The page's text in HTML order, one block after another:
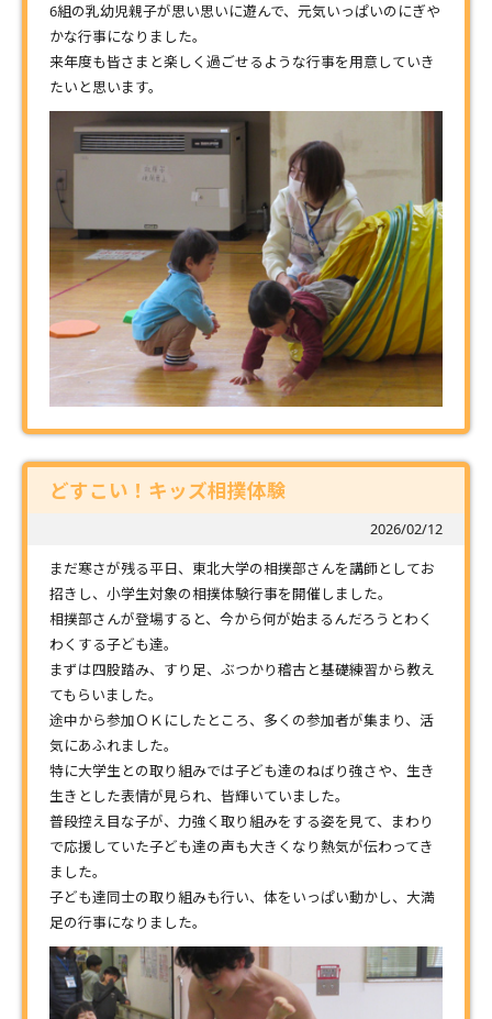
6組の乳幼児親子が思い思いに遊んで、元気いっぱいのにぎや
かな行事になりました。
来年度も皆さまと楽しく過ごせるような行事を用意していき
たいと思います。
どすこい！キッズ相撲体験
2026/02/12
まだ寒さが残る平日、東北大学の相撲部さんを講師としてお
招きし、小学生対象の相撲体験行事を開催しました。
相撲部さんが登場すると、今から何が始まるんだろうとわく
わくする子ども達。
まずは四股踏み、すり足、ぶつかり稽古と基礎練習から教え
てもらいました。
途中から参加ＯＫにしたところ、多くの参加者が集まり、活
気にあふれました。
特に大学生との取り組みでは子ども達のねばり強さや、生き
生きとした表情が見られ、皆輝いていました。
普段控え目な子が、力強く取り組みをする姿を見て、まわり
で応援していた子ども達の声も大きくなり熱気が伝わってき
ました。
子ども達同士の取り組みも行い、体をいっぱい動かし、大満
足の行事になりました。